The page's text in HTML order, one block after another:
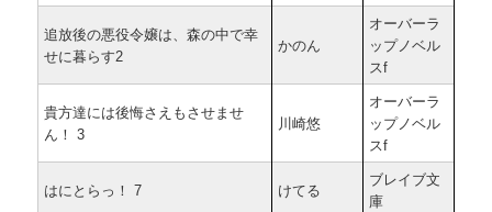
追放後の悪役令嬢は、森の中で幸
せに暮らす2
かのん
オーバーラ
ップノベル
スf
貴方達には後悔さえもさせませ
ん！ 3
川崎悠
オーバーラ
ップノベル
スf
はにとらっ！ 7 けてる
ブレイブ文
庫